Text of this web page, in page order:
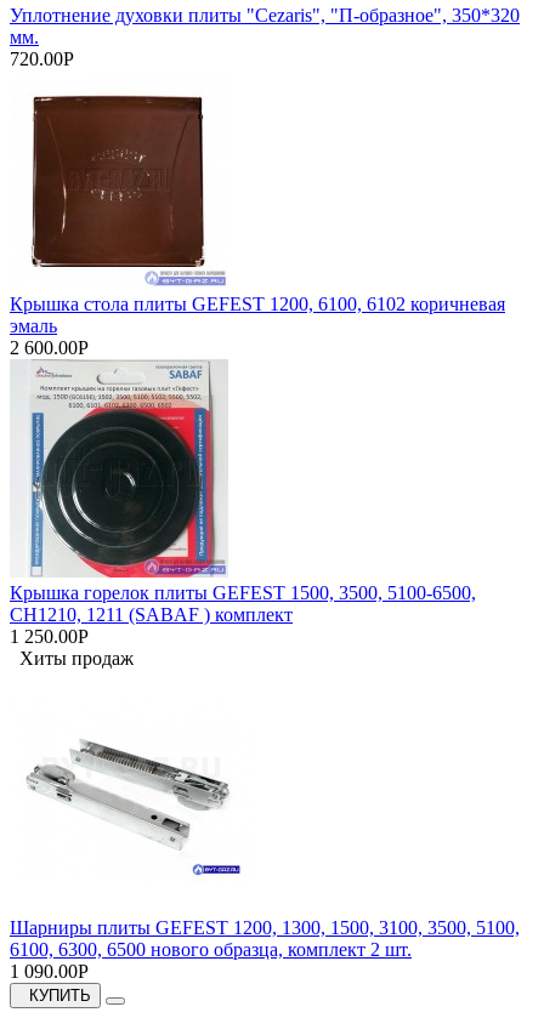
Уплотнение духовки плиты "Cezaris", "П-образное", 350*320
мм.
720.00Р
Крышка стола плиты GEFEST 1200, 6100, 6102 коричневая
эмаль
2 600.00Р
Крышка горелок плиты GEFEST 1500, 3500, 5100-6500,
CH1210, 1211 (SABAF ) комплект
1 250.00Р
Хиты продаж
Шарниры плиты GEFEST 1200, 1300, 1500, 3100, 3500, 5100,
6100, 6300, 6500 нового образца, комплект 2 шт.
1 090.00Р
КУПИТЬ